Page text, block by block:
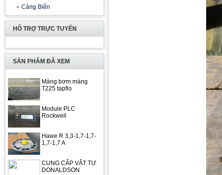
Cảng Biển
HỖ TRỢ TRỰC TUYẾN
SẢN PHẨM ĐÃ XEM
Màng bơm màng
T225 tapflo
Module PLC
Rockwell
Hawe R 3,3-1,7-1,7-
1,7-1,7 A
CUNG CẤP VẬT TƯ
DONALDSON